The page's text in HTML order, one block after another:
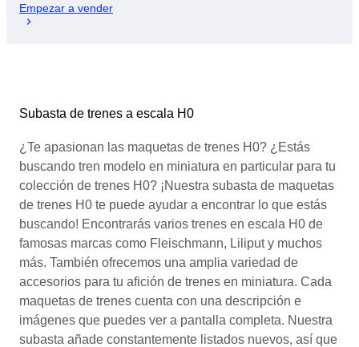
Empezar a vender
Subasta de trenes a escala H0
¿Te apasionan las maquetas de trenes H0? ¿Estás
buscando tren modelo en miniatura en particular para tu
colección de trenes H0? ¡Nuestra subasta de maquetas
de trenes H0 te puede ayudar a encontrar lo que estás
buscando! Encontrarás varios trenes en escala H0 de
famosas marcas como Fleischmann, Liliput y muchos
más. También ofrecemos una amplia variedad de
accesorios para tu afición de trenes en miniatura. Cada
maquetas de trenes cuenta con una descripción e
imágenes que puedes ver a pantalla completa. Nuestra
subasta añade constantemente listados nuevos, así que